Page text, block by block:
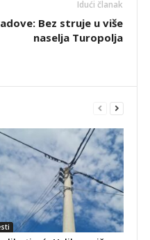
Idući članak
Bez struje u više
naselja Turopolja